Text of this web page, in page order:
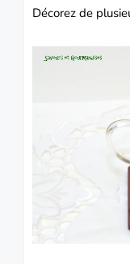
Décorez de